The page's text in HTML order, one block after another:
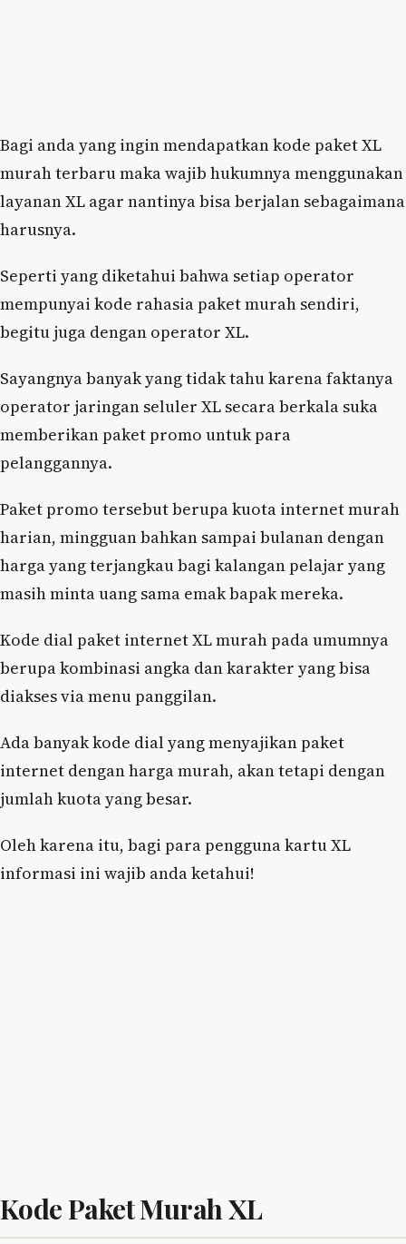
Bagi anda yang ingin mendapatkan kode paket XL
murah terbaru maka wajib hukumnya menggunakan
layanan XL agar nantinya bisa berjalan sebagaimana
harusnya.
Seperti yang diketahui bahwa setiap operator
mempunyai kode rahasia paket murah sendiri,
begitu juga dengan operator XL.
Sayangnya banyak yang tidak tahu karena faktanya
operator jaringan seluler XL secara berkala suka
memberikan paket promo untuk para
pelanggannya.
Paket promo tersebut berupa kuota internet murah
harian, mingguan bahkan sampai bulanan dengan
harga yang terjangkau bagi kalangan pelajar yang
masih minta uang sama emak bapak mereka.
Kode dial paket internet XL murah pada umumnya
berupa kombinasi angka dan karakter yang bisa
diakses via menu panggilan.
Ada banyak kode dial yang menyajikan paket
internet dengan harga murah, akan tetapi dengan
jumlah kuota yang besar.
Oleh karena itu, bagi para pengguna kartu XL
informasi ini wajib anda ketahui!
Kode Paket Murah XL